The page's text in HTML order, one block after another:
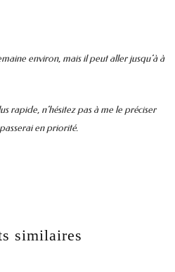
environ, mais il peut aller jusqu’à à
rapide, n’hésitez pas à me le préciser
en priorité.
similaires